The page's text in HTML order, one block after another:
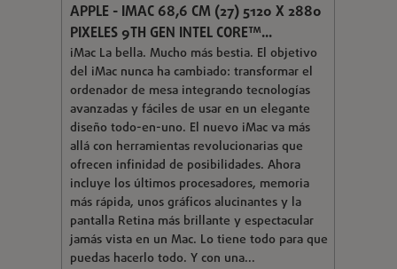
APPLE - IMAC 68,6 CM (27) 5120 X 2880
PIXELES 9TH GEN INTEL CORE™...
iMac La bella. Mucho más bestia. El objetivo
del iMac nunca ha cambiado: transformar el
ordenador de mesa integrando tecnologías
avanzadas y fáciles de usar en un elegante
diseño todo-en-uno. El nuevo iMac va más
allá con herramientas revolucionarias que
ofrecen infinidad de posibilidades. Ahora
incluye los últimos procesadores, memoria
más rápida, unos gráficos alucinantes y la
pantalla Retina más brillante y espectacular
jamás vista en un Mac. Lo tiene todo para que
puedas hacerlo todo. Y con una...